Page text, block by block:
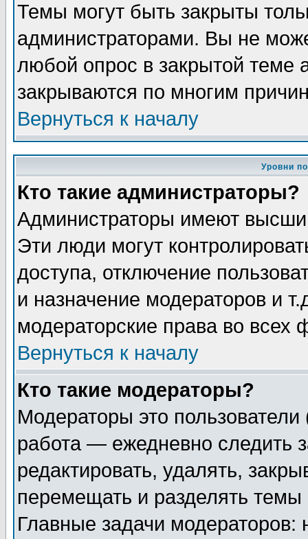
Темы могут быть закрыты
администраторами. Вы не
любой опрос в закрытой теме
закрываются по многим
Вернуться к началу
Уровни
Кто такие администраторы?
Администраторы имеют
Эти люди могут
доступа, отключение
и назначение модераторов и
модераторские права во всех
Вернуться к началу
Кто такие модераторы?
Модераторы это
работа — ежедневно следить
редактировать, удалять,
перемещать и разделять
Главные задачи